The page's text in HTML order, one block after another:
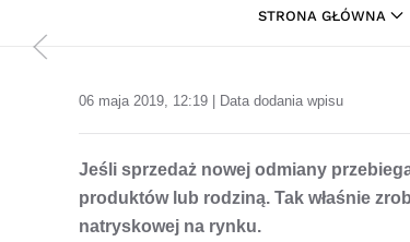
STRONA GŁÓWNA
06 maja 2019, 12:19 | Data dodania wpisu
Jeśli sprzedaż nowej odmiany
produktów lub rodziną. Tak właśnie
natryskowej na rynku.